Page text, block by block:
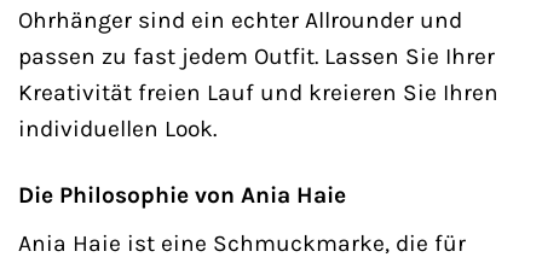
Ohrhänger sind ein echter Allrounder und
passen zu fast jedem Outfit. Lassen Sie Ihrer
Kreativität freien Lauf und kreieren Sie Ihren
individuellen Look.
Die Philosophie von Ania Haie
Ania Haie ist eine Schmuckmarke, die für